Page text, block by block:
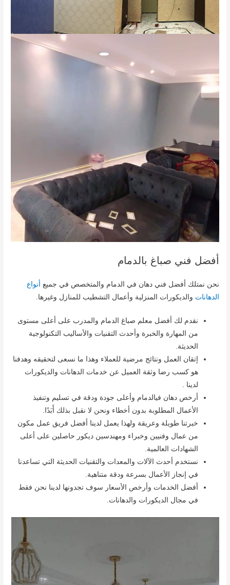
أفضل فني صباغ بالدمام
نحن نمتلك أفضل فني دهان في الدمام والمتخصص في جميع أنواع
الدهانات والديكورات المنزلية وأعمال التشطيب للمنازل وغيرها.
نقدم لك أفضل معلم صباغ الدمام والمدرب على أعلى مستوى
من المهارة والخبرة وأحدث التقنيات والأساليب التكنولوجية
الحديثة.
إتقان العمل ونتائج مرضية للعملاء وهذا ما نسعى لتحقيقه وهدفنا
هو كسب رضا وثقة العميل عن خدمات الدهانات والديكورات
لدينا .
أرخص دهان فيالدمام وأعلى جودة ودقة في تسليم وتنفيذ
الأعمال المطلوبة بدون أخطاء ونحن لا نقبل بذلك أَبَدًا.
خبرتنا طويلة وعريقة ولهذا يعمل لدينا أفضل فريق عمل مكون
من عمال وفنيين وخبراء ومهندسين ديكور حاصلين على أعلى
الشهادات العالمية.
نستخدم أحدث الآلات والمعدات والتقنيات الحديثة التي تساعدنا
في إنجاز الأعمال بسرعة ودقة متناهية.
أفضل الخدمات وأرخص الأسعار سوف تجدونها لدينا نحن فقط
في مجال الديكورات والدهانات.